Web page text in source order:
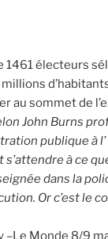
1461 électeurs
au sommet de
John Burns
publique à
s’attendre à ce
dans la
Or c’est le
–Le Monde 8/9